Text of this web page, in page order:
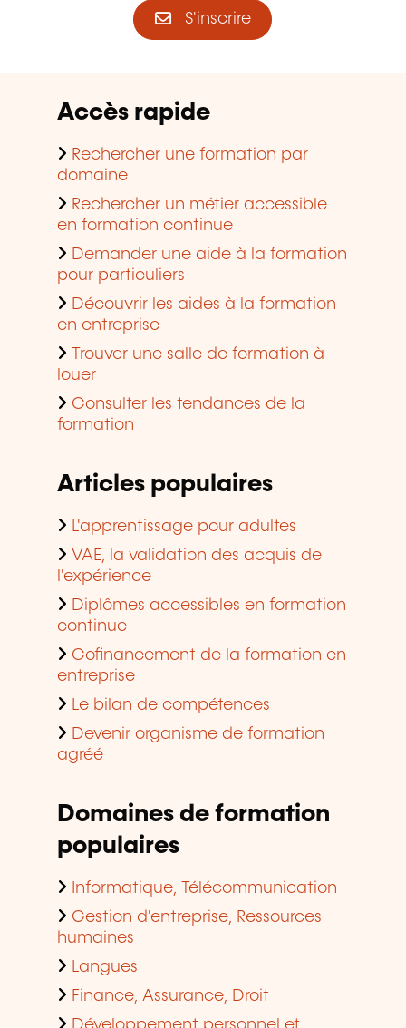
S'inscrire
Accès rapide
Rechercher une formation par
domaine
Rechercher un métier accessible
en formation continue
Demander une aide à la formation
pour particuliers
Découvrir les aides à la formation
en entreprise
Trouver une salle de formation à
louer
Consulter les tendances de la
formation
Articles populaires
L'apprentissage pour adultes
VAE, la validation des acquis de
l'expérience
Diplômes accessibles en formation
continue
Cofinancement de la formation en
entreprise
Le bilan de compétences
Devenir organisme de formation
agréé
Domaines de formation
populaires
Informatique, Télécommunication
Gestion d'entreprise, Ressources
humaines
Langues
Finance, Assurance, Droit